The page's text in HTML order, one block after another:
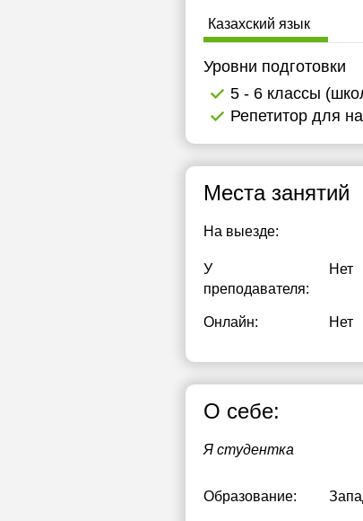
Казахский язык
Уровни подготовки
5 - 6 классы
Репетитор для
Места занятий
На выезде:
У
преподавателя:
Нет
Онлайн: Нет
О себе:
Я студентка
Образование: